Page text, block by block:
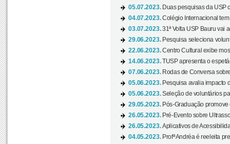
05.07.2023. Duas pesquisas da USP
04.07.2023.Colégio Internacional
03.07.2023.31ª Volta USP Bauru vai
29.06.2023. Pesquisa seleciona
22.06.2023.Centro Cultural exibe
14.06.2023.TUSP apresenta o
07.06.2023. Rodas de Conversa
05.06.2023. Pesquisa avalia impacto
05.06.2023.Seleção de voluntários
29.05.2023. Pós-Graduação
26.05.2023. Pré-Evento sobre
26.05.2023.Aplicativos de
04.05.2023. Profª Andréa é reeleita